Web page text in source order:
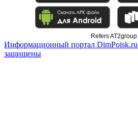
Refers AT2group
Информационный портал
защищены